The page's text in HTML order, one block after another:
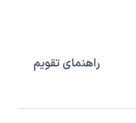
راهنمای تقویم